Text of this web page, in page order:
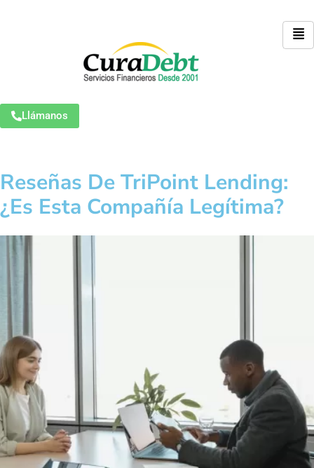
Llámanos
Reseñas De TriPoint Lending:
¿Es Esta Compañía Legítima?